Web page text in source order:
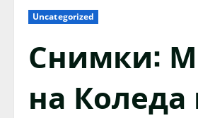
Uncategorized
Снимки:
на Коледа